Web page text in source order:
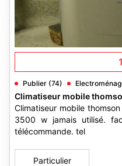
Publier (74)
Climatiseur mobile
Climatiseur mobile
3500 w jamais utilisé.
télécommande. tel
Particulier